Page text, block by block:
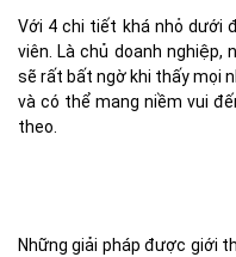
Với 4 chi tiết khá nhỏ dưới
viên. Là chủ doanh nghiệp,
sẽ rất bất ngờ khi thấy mọi
và có thể mang niềm vui
theo.
Những giải pháp được giới